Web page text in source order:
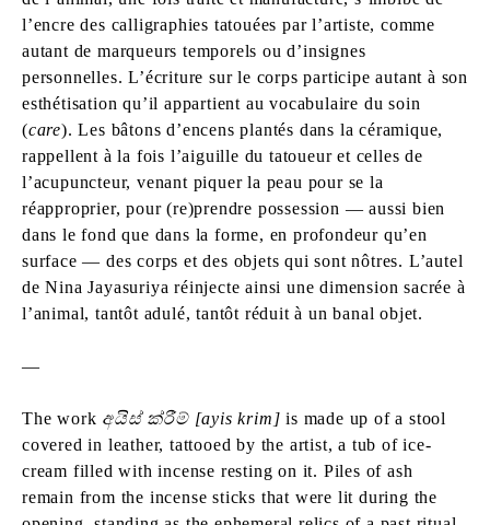
l’encre des calligraphies tatouées par l’artiste, comme
autant de marqueurs temporels ou d’insignes
personnelles. L’écriture sur le corps participe autant à son
esthétisation qu’il appartient au vocabulaire du soin
(care). Les bâtons d’encens plantés dans la céramique,
rappellent à la fois l’aiguille du tatoueur et celles de
l’acupuncteur, venant piquer la peau pour se la
réapproprier, pour (re)prendre possession — aussi bien
dans le fond que dans la forme, en profondeur qu’en
surface — des corps et des objets qui sont nôtres. L’autel
de Nina Jayasuriya réinjecte ainsi une dimension sacrée à
l’animal, tantôt adulé, tantôt réduit à un banal objet.
—
The work අයිස් ක්රීම් [ayis krim] is made up of a stool
covered in leather, tattooed by the artist, a tub of ice-
cream filled with incense resting on it. Piles of ash
remain from the incense sticks that were lit during the